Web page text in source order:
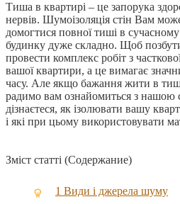
Тиша в квартирі – це запорука
нервів. Шумоізоляція стін Вам
домогтися повної тиші в
будинку дуже складно. Щоб
провести комплекс робіт з
вашої квартири, а це вимагає
часу. Але якщо бажання жити в
радимо вам ознайомиться з нашою
дізнаєтеся, як ізолювати вашу
і які при цьому використовувати
Зміст статті (Содержание)
1 Види і джерела шуму